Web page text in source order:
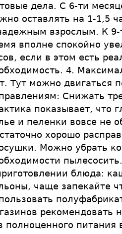
дела. С 6-ти
оставлять на 1-1,5
взрослым. К 9-
вполне спокойно
если в этом есть
4.
Тут можно двигаться
Снижать
показывает, что
и пеленки вовсе не
хорошо
Можно убрать
блюда:
чаще запекайте
рекомендовать
полноценного питания